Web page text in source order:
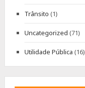
Trânsito (1)
Uncategorized (71)
Utilidade Pública (16)